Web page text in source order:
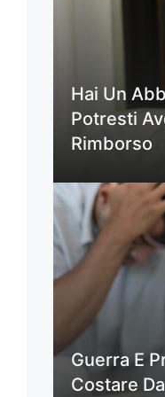
Hai Un
Potresti
Rimborso
Guerra E
Costare